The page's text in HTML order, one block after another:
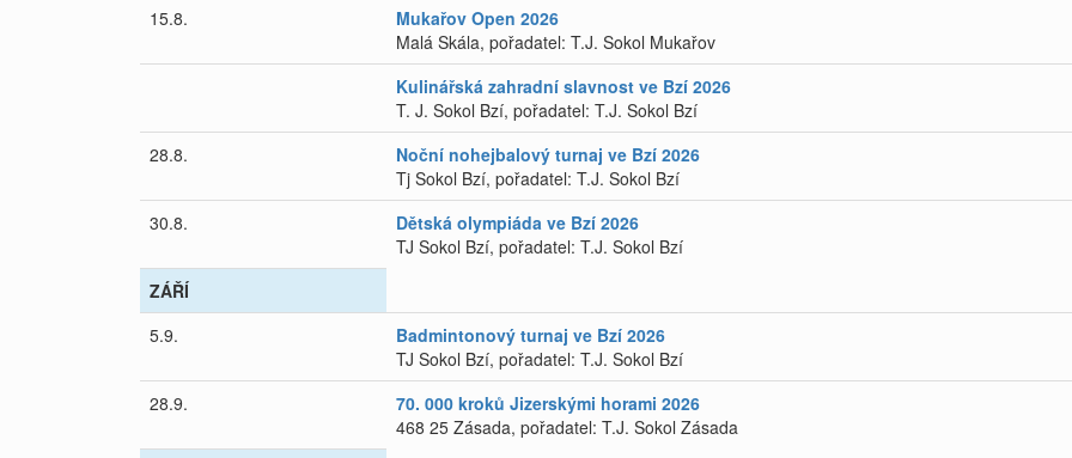
15.8.
Mukařov Open 2026
Malá Skála, pořadatel: T.J. Sokol Mukařov
Kulinářská zahradní slavnost ve Bzí 2026
T. J. Sokol Bzí, pořadatel: T.J. Sokol Bzí
28.8.
Noční nohejbalový turnaj ve Bzí 2026
Tj Sokol Bzí, pořadatel: T.J. Sokol Bzí
30.8.
Dětská olympiáda ve Bzí 2026
TJ Sokol Bzí, pořadatel: T.J. Sokol Bzí
ZÁŘÍ
5.9.
Badmintonový turnaj ve Bzí 2026
TJ Sokol Bzí, pořadatel: T.J. Sokol Bzí
28.9.
70. 000 kroků Jizerskými horami 2026
468 25 Zásada, pořadatel: T.J. Sokol Zásada